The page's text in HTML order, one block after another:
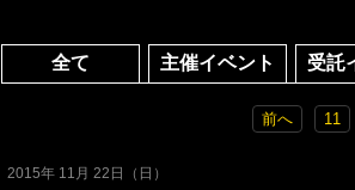
全て 主催イベント 受託
前へ 11
2015年 11月 22日（日）